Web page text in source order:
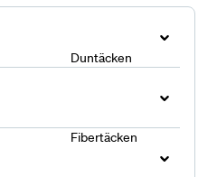
Duntäcken
Fibertäcken